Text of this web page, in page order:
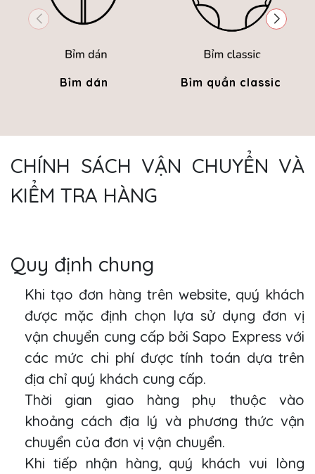
Bỉm dán Bỉm quần classic
CHÍNH SÁCH VẬN CHUYỂN VÀ
KIỂM TRA HÀNG
Quy định chung
Khi tạo đơn hàng trên website, quý khách
được mặc định chọn lựa sử dụng đơn vị
vận chuyển cung cấp bởi Sapo Express với
các mức chi phí được tính toán dựa trên
địa chỉ quý khách cung cấp.
Thời gian giao hàng phụ thuộc vào
khoảng cách địa lý và phương thức vận
chuyển của đơn vị vận chuyển.
Khi tiếp nhận hàng, quý khách vui lòng